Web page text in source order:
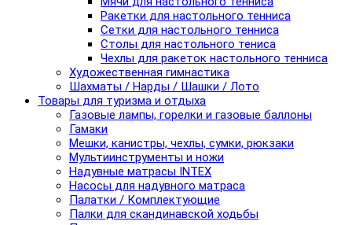
Ракетки для настольного тенниса
Сетки для настольного тенниса
Столы для настольного тениса
Чехлы для ракеток настольного тенниса
Художественная гимнастика
Шахматы / Нарды / Шашки / Лото
Товары для туризма и отдыха
Газовые лампы, горелки и газовые баллоны
Гамаки
Мешки, канистры, чехлы, сумки, рюкзаки
Мультиинструменты и ножи
Надувные матрасы INTEX
Насосы для надувного матраса
Палатки / Комплектующие
Палки для скандинавской ходьбы